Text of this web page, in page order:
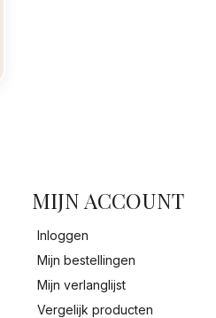
MIJN ACCOUNT
Inloggen
Mijn bestellingen
Mijn verlanglijst
Vergelijk producten